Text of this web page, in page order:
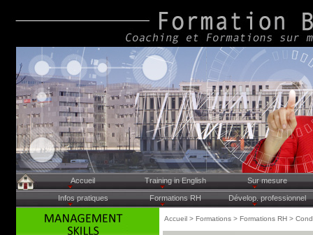
Accueil Training in English Sur mesure
Infos pratiques Formations RH Dévelop. professionnel
Accueil > Formations > Formations RH >